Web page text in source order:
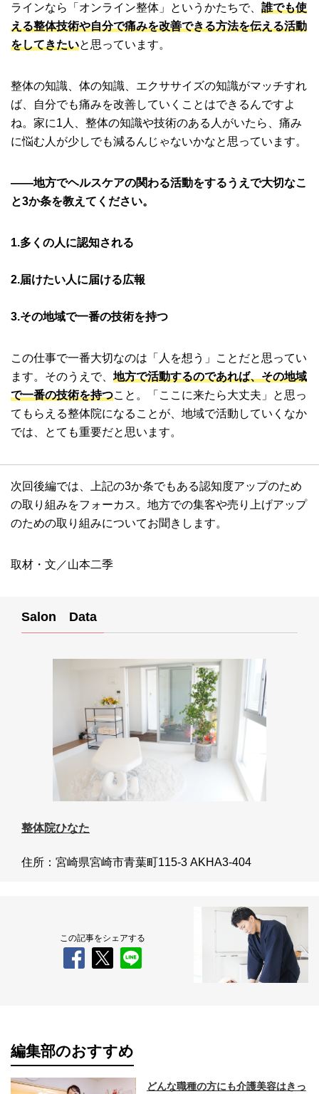
ラインなら「オンライン整体」というかたちで、 誰でも使
える整体技術や自分で痛みを改善できる方法を伝える活動
をしてきたいと思っています。
整体の知識、体の知識、エクササイズの知識がマッチすれ
ば、自分でも痛みを改善していくことはできるんですよ
ね。家に1人、整体の知識や技術のある人がいたら、痛み
に悩む人が少しでも減るんじゃないかなと思っています。
――地方でヘルスケアの関わる活動をするうえで大切なこ
と3か条を教えてください。
1.多くの人に認知される
2.届けたい人に届ける広報
3.その地域で一番の技術を持つ
この仕事で一番大切なのは「人を想う」ことだと思ってい
ます。そのうえで、 地方で活動するのであれば、その地域
で一番の技術を持つこと。「ここに来たら大丈夫」と思っ
てもらえる整体院になることが、地域で活動していくなか
では、とても重要だと思います。
次回後編では、上記の3か条でもある認知度アップのため
の取り組みをフォーカス。地方での集客や売り上げアップ
のための取り組みについてお聞きします。
取材・文／山本二季
Salon Data
整体院ひなた
住所：宮崎県宮崎市青葉町115-3 AKHA3-404
この記事をシェアする
編集部のおすすめ
どんな職種の方にも介護美容はきっ